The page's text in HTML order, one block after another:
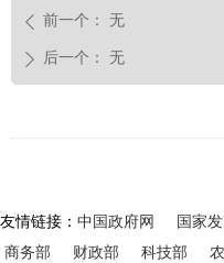
友情链接： 中国政府网 国家
商务部
财政部 科技部
ꄴ 前一个： 无
ꄲ 后一个： 无